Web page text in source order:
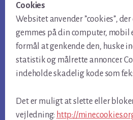
Cookies
Websitet anvender ”cookies”,
gemmes på din computer, mobil
formål at genkende den, huske
statistik og målrette annoncer.
indeholde skadelig kode som
Det er muligt at slette eller
vejledning: http://